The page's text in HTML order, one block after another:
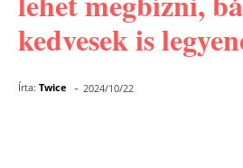
kedvesek is
Írta: Twice - 2024/10/22